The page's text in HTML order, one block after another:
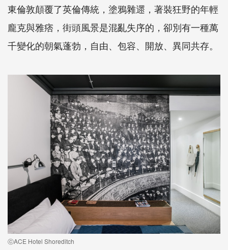
東倫敦顛覆了英倫傳統，塗鴉雜遝，著裝狂野的年輕
龐克與雅痞，街頭風景是混亂失序的，卻別有一種萬
千變化的朝氣蓬勃，自由、包容、開放、異同共存。
ⓒACE Hotel Shoreditch